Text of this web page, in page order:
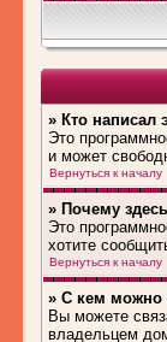
» Кто написал
Это
и может
Вернуться к началу
» Почему
Это
хотите
Вернуться к началу
» С кем можно
Вы можете
владельцем